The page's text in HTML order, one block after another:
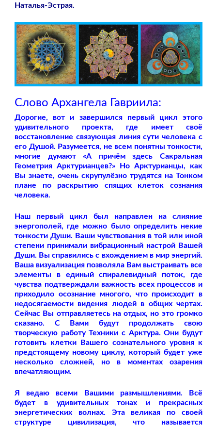
Наталья-Эстрая.
Слово Архангела Гавриила:
Дорогие, вот и завершился первый цикл этого
удивительного проекта, где имеет своё
восстановление связующая линия сути человека с
его Душой. Разумеется, не всем понятны тонкости,
многие думают «А причём здесь Сакральная
Геометрия Арктурианцев?» Но Арктурианцы, как
Вы знаете, очень скрупулёзно трудятся на Тонком
плане по раскрытию спящих клеток сознания
человека.
Наш первый цикл был направлен на слияние
энергополей, где можно было определить некие
тонкости Души. Ваши чувствования в той или иной
степени принимали вибрационный настрой Вашей
Души. Вы справились с вхождением в мир энергий.
Ваша визуализация позволяла Вам выстраивать все
элементы в единый спиралевидный поток, где
чувства подтверждали важность всех процессов и
приходило осознание многого, что происходит в
недосягаемости видения людей в общих чертах.
Сейчас Вы отправляетесь на отдых, но это громко
сказано. С Вами будут продолжать свою
творческую работу Техники с Арктура. Они будут
готовить клетки Вашего сознательного уровня к
предстоящему новому циклу, который будет уже
несколько сложней, но в моментах озарения
впечатляющим.
Я ведаю всеми Вашими размышлениями. Всё
будет в удивительных тонах и прекрасных
энергетических волнах. Эта великая по своей
структуре цивилизация, что называется